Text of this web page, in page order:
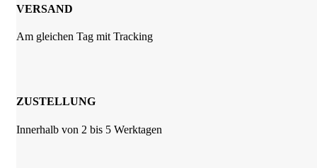
VERSAND
Am gleichen Tag mit Tracking
ZUSTELLUNG
Innerhalb von 2 bis 5 Werktagen